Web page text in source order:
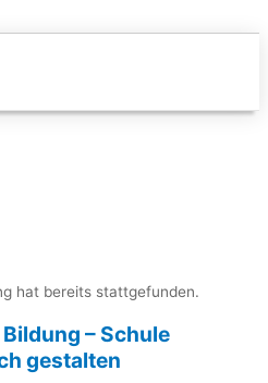
hat bereits stattgefunden.
– Schule
gestalten